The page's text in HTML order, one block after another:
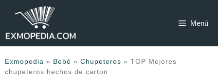
Menú
Exmopedia » Bebé » Chupeteros » TOP Mejores
chupeteros hechos de carton